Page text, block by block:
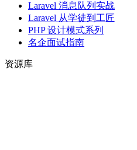
Laravel 消息队列实战
Laravel 从学徒到工匠
PHP 设计模式系列
名企面试指南
资源库